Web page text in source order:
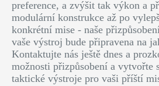
preference, a zvýšit tak výkon a
modulární konstrukce až po
konkrétní mise - naše
vaše výstroj bude připravena na
Kontaktujte nás ještě dnes a
možnosti přizpůsobení a vytvořte
taktické výstroje pro vaši příští